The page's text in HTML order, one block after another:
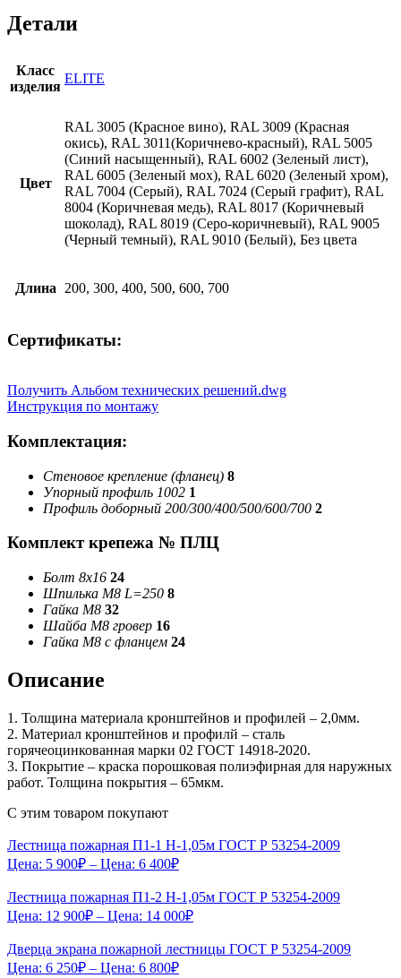
Детали
Класс
изделия
ELITE
Цвет
RAL 3005 (Красное вино), RAL 3009 (Красная
окись), RAL 3011(Коричнево-красный), RAL 5005
(Синий насыщенный), RAL 6002 (Зеленый лист),
RAL 6005 (Зеленый мох), RAL 6020 (Зеленый хром),
RAL 7004 (Серый), RAL 7024 (Серый графит), RAL
8004 (Коричневая медь), RAL 8017 (Коричневый
шоколад), RAL 8019 (Серо-коричневый), RAL 9005
(Черный темный), RAL 9010 (Белый), Без цвета
Длина 200, 300, 400, 500, 600, 700
Сертификаты:
Получить Альбом технических решений.dwg
Инструкция по монтажу
Комплектация:
Стеновое крепление (фланец) 8
Упорный профиль 1002 1
Профиль доборный 200/300/400/500/600/700 2
Комплект крепежа № ПЛЦ
Болт 8х16 24
Шпилька М8 L=250 8
Гайка М8 32
Шайба М8 гровер 16
Гайка М8 с фланцем 24
Описание
1. Толщина материала кронштейнов и профилей – 2,0мм.
2. Материал кронштейнов и профилй – сталь
горячеоцинкованная марки 02 ГОСТ 14918-2020.
3. Покрытие – краска порошковая полиэфирная для наружных
работ. Толщина покрытия – 65мкм.
С этим товаром покупают
Лестница пожарная П1-1 Н-1,05м ГОСТ Р 53254-2009
Цена: 5 900₽ – Цена: 6 400₽
Лестница пожарная П1-2 Н-1,05м ГОСТ Р 53254-2009
Цена: 12 900₽ – Цена: 14 000₽
Дверца экрана пожарной лестницы ГОСТ Р 53254-2009
Цена: 6 250₽ – Цена: 6 800₽